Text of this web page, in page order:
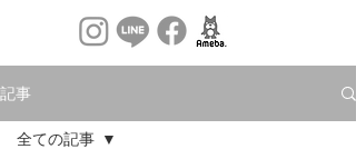
記事
全ての記事